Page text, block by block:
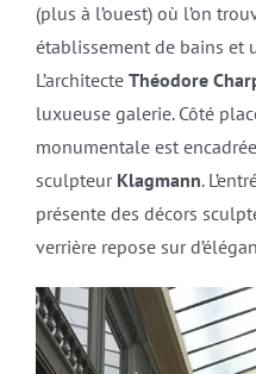
(plus à l’ouest) où l’on
établissement de bains et
L’architecte Théodore
luxueuse galerie. Côté
monumentale est
sculpteur Klagmann.
présente des décors
verrière repose sur